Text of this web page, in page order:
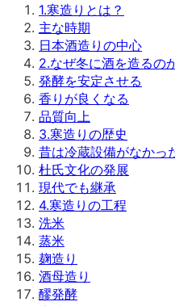
1.寒造りとは？
主な時期
日本酒造りの中心
2.なぜ冬に酒を造るの
発酵を安定させる
香りが良くなる
品質向上
3.寒造りの歴史
昔は冷蔵設備がなかっ
杜氏文化の発展
現代でも継承
4.寒造りの工程
洗米
蒸米
麹造り
酒母造り
醪発酵